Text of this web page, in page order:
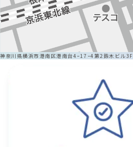
神奈川県横浜市港南区港南台4ｰ17ｰ4第2鈴木ビル3F